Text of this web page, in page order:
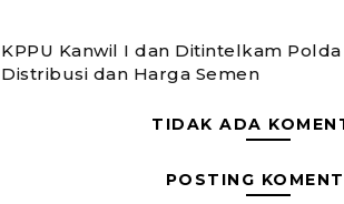
KPPU Kanwil I dan Ditintelkam
Distribusi dan Harga Semen
TIDAK ADA
POSTING